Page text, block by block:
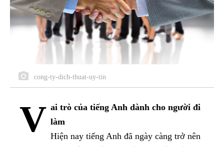
cong-ty-dich-thuat-uy-tin
V ai trò của tiếng Anh dành cho người đi
làm
Hiện nay tiếng Anh đã ngày càng trở nên